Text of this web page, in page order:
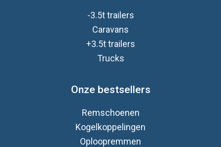
-3.5t trailers
Caravans
+3.5t trailers
Trucks
Onze bestsellers
Remschoenen
Kogelkoppelingen
Oploopremmen